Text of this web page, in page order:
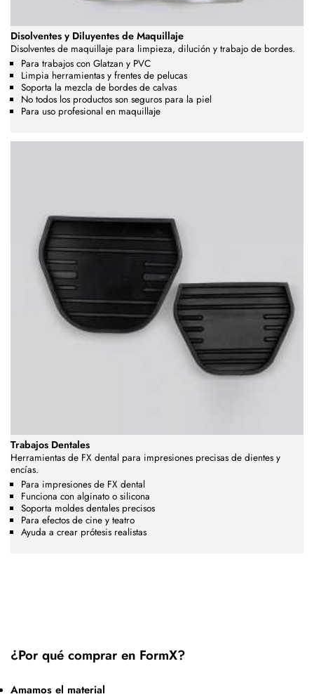
Disolventes y Diluyentes de Maquillaje
Disolventes de maquillaje para limpieza, dilución y trabajo de bordes.
Para trabajos con Glatzan y PVC
Limpia herramientas y frentes de pelucas
Soporta la mezcla de bordes de calvas
No todos los productos son seguros para la piel
Para uso profesional en maquillaje
Trabajos Dentales
Herramientas de FX dental para impresiones precisas de dientes y
encías.
Para impresiones de FX dental
Funciona con alginato o silicona
Soporta moldes dentales precisos
Para efectos de cine y teatro
Ayuda a crear prótesis realistas
¿Por qué comprar en FormX?
Amamos el material